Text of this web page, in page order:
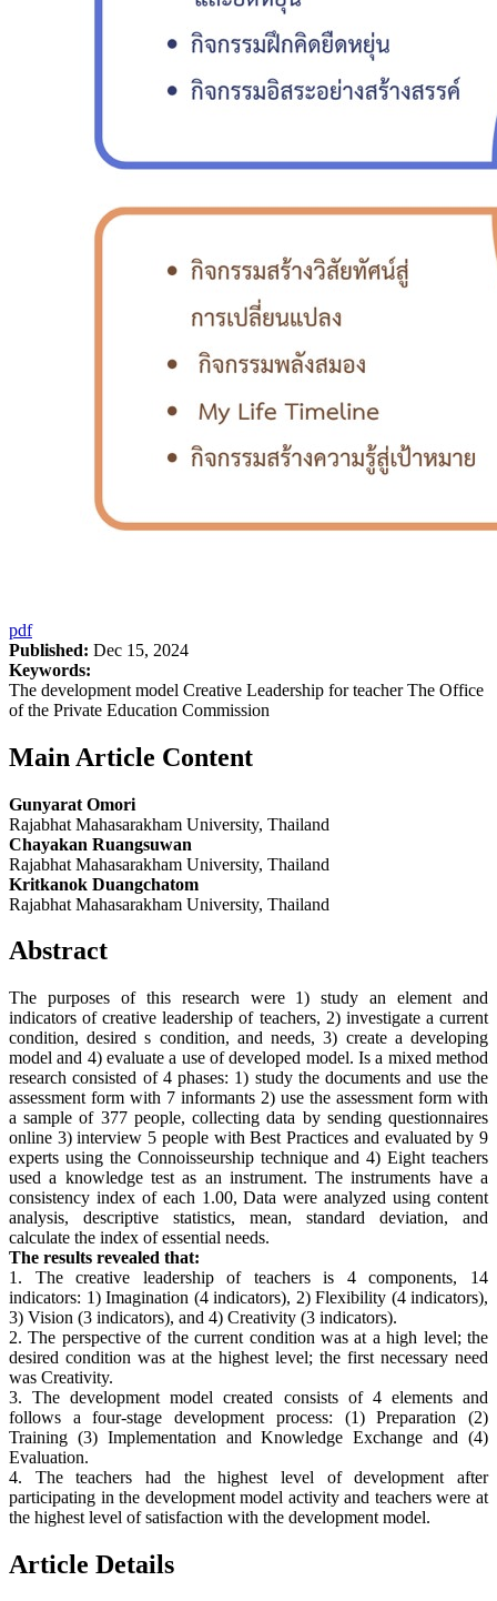
pdf
Published: Dec 15, 2024
Keywords:
The development model Creative Leadership for teacher The Office
of the Private Education Commission
Main Article Content
Gunyarat Omori
Rajabhat Mahasarakham University, Thailand
Chayakan Ruangsuwan
Rajabhat Mahasarakham University, Thailand
Kritkanok Duangchatom
Rajabhat Mahasarakham University, Thailand
Abstract
The purposes of this research were 1) study an element and
indicators of creative leadership of teachers, 2) investigate a current
condition, desired s condition, and needs, 3) create a developing
model and 4) evaluate a use of developed model. Is a mixed method
research consisted of 4 phases: 1) study the documents and use the
assessment form with 7 informants 2) use the assessment form with
a sample of 377 people, collecting data by sending questionnaires
online 3) interview 5 people with Best Practices and evaluated by 9
experts using the Connoisseurship technique and 4) Eight teachers
used a knowledge test as an instrument. The instruments have a
consistency index of each 1.00, Data were analyzed using content
analysis, descriptive statistics, mean, standard deviation, and
calculate the index of essential needs.
The results revealed that:
1. The creative leadership of teachers is 4 components, 14
indicators: 1) Imagination (4 indicators), 2) Flexibility (4 indicators),
3) Vision (3 indicators), and 4) Creativity (3 indicators).
2. The perspective of the current condition was at a high level; the
desired condition was at the highest level; the first necessary need
was Creativity.
3. The development model created consists of 4 elements and
follows a four-stage development process: (1) Preparation (2)
Training (3) Implementation and Knowledge Exchange and (4)
Evaluation.
4. The teachers had the highest level of development after
participating in the development model activity and teachers were at
the highest level of satisfaction with the development model.
Article Details